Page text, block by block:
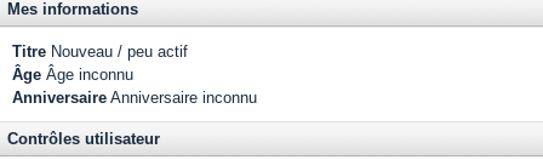
Mes informations
Titre Nouveau / peu actif
Âge Âge inconnu
Anniversaire Anniversaire inconnu
Contrôles utilisateur